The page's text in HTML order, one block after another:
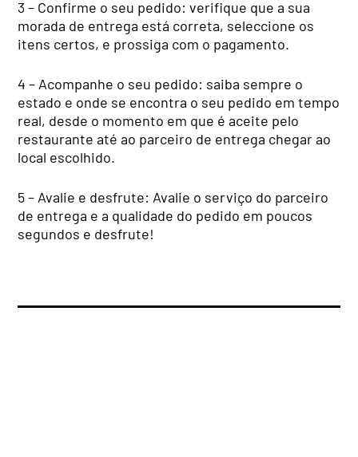
3 – Confirme o seu pedido: verifique que a sua
morada de entrega está correta, seleccione os
itens certos, e prossiga com o pagamento.
4 – Acompanhe o seu pedido: saiba sempre o
estado e onde se encontra o seu pedido em tempo
real, desde o momento em que é aceite pelo
restaurante até ao parceiro de entrega chegar ao
local escolhido.
5 – Avalie e desfrute: Avalie o serviço do parceiro
de entrega e a qualidade do pedido em poucos
segundos e desfrute!